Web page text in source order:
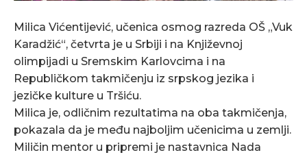
Milica Vićentijević, učenica osmog razreda OŠ „Vuk
Karadžić“, četvrta je u Srbiji i na Književnoj
olimpijadi u Sremskim Karlovcima i na
Republičkom takmičenju iz srpskog jezika i
jezičke kulture u Tršiću.
Milica je, odličnim rezultatima na oba takmičenja,
pokazala da je među najboljim učenicima u zemlji.
Miličin mentor u pripremi je nastavnica Nada